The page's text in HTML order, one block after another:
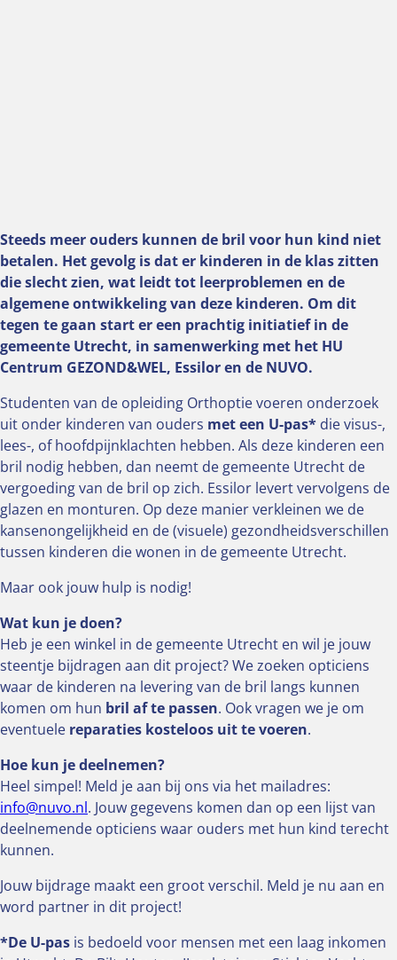
Steeds meer ouders kunnen de bril voor hun kind niet
betalen. Het gevolg is dat er kinderen in de klas zitten
die slecht zien, wat leidt tot leerproblemen en de
algemene ontwikkeling van deze kinderen. Om dit
tegen te gaan start er een prachtig initiatief in de
gemeente Utrecht, in samenwerking met het HU
Centrum GEZOND&WEL, Essilor en de NUVO.
Studenten van de opleiding Orthoptie voeren onderzoek
uit onder kinderen van ouders met een U-pas* die visus-,
lees-, of hoofdpijnklachten hebben. Als deze kinderen een
bril nodig hebben, dan neemt de gemeente Utrecht de
vergoeding van de bril op zich. Essilor levert vervolgens de
glazen en monturen. Op deze manier verkleinen we de
kansenongelijkheid en de (visuele) gezondheidsverschillen
tussen kinderen die wonen in de gemeente Utrecht.
Maar ook jouw hulp is nodig!
Wat kun je doen?
Heb je een winkel in de gemeente Utrecht en wil je jouw
steentje bijdragen aan dit project? We zoeken opticiens
waar de kinderen na levering van de bril langs kunnen
komen om hun bril af te passen. Ook vragen we je om
eventuele reparaties kosteloos uit te voeren.
Hoe kun je deelnemen?
Heel simpel! Meld je aan bij ons via het mailadres:
info@nuvo.nl. Jouw gegevens komen dan op een lijst van
deelnemende opticiens waar ouders met hun kind terecht
kunnen.
Jouw bijdrage maakt een groot verschil. Meld je nu aan en
word partner in dit project!
*De U-pas is bedoeld voor mensen met een laag inkomen